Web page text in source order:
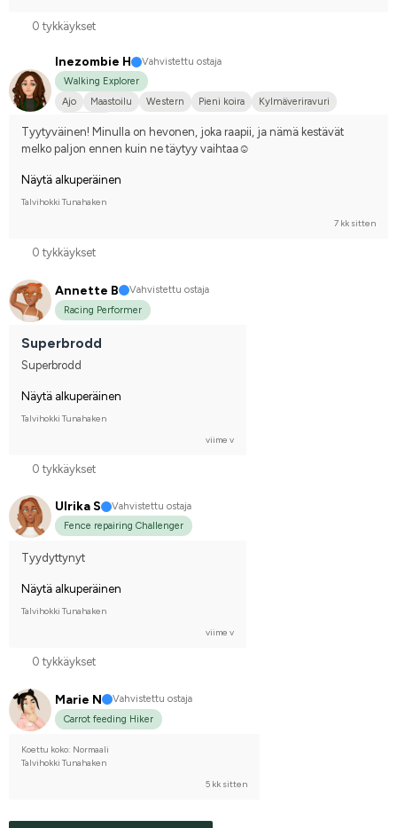
0 tykkäykset
Inezombie H
Vahvistettu ostaja
Walking Explorer
Ajo
Maastoilu Western Pieni koira
Kylmäveriravuri
Tyytyväinen! Minulla on hevonen, joka raapii, ja nämä kestävät
melko paljon ennen kuin ne täytyy vaihtaa☺️
Näytä alkuperäinen
Talvihokki Tunahaken
7 kk sitten
0 tykkäykset
Annette B
Vahvistettu ostaja
Racing Performer
Superbrodd
Superbrodd
Näytä alkuperäinen
Talvihokki Tunahaken
viime v
0 tykkäykset
Ulrika S
Vahvistettu ostaja
Fence repairing Challenger
Tyydyttynyt
Näytä alkuperäinen
Talvihokki Tunahaken
viime v
0 tykkäykset
Marie N
Vahvistettu ostaja
Carrot feeding Hiker
Koettu koko: Normaali
Talvihokki Tunahaken
5 kk sitten